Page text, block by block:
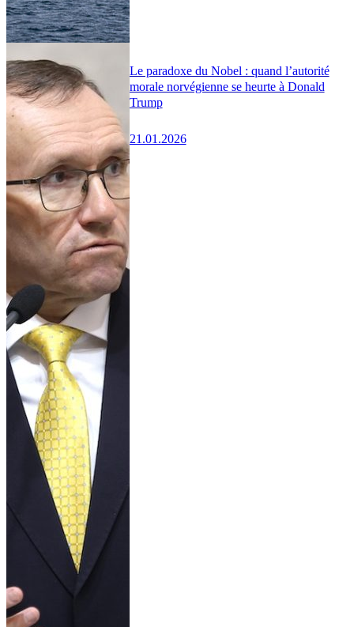
Le paradoxe du Nobel : quand l’autorité
morale norvégienne se heurte à Donald
Trump
21.01.2026